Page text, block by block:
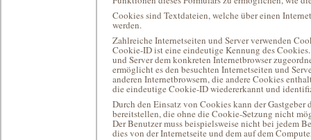
Cookies sind Textdateien, welche über einen
werden.
Zahlreiche Internetseiten und Server verwenden
Cookie-ID ist eine eindeutige Kennung des
und Server dem konkreten Internetbrowser
ermöglicht es den besuchten Internetseiten und
anderen Internetbrowsern, die andere Cookies
die eindeutige Cookie-ID wiedererkannt und
Durch den Einsatz von Cookies kann der
bereitstellen, die ohne die Cookie-Setzung nicht
Der Benutzer muss beispielsweise nicht bei jedem
dies von der Internetseite und dem auf dem